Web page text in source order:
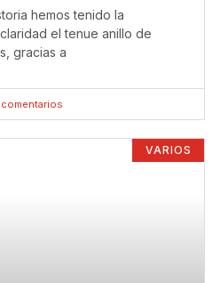
hemos tenido la
el tenue anillo de
gracias a
comentarios
VARIOS